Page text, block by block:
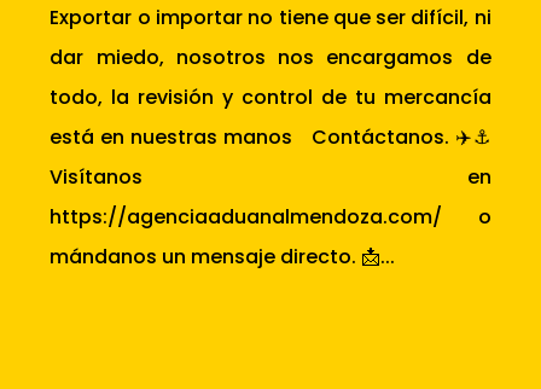
Exportar o importar no tiene que ser difícil, ni
dar miedo, nosotros nos encargamos de
todo, la revisión y control de tu mercancía
está en nuestras manos Contáctanos. ✈️⚓
Visítanos en
https://agenciaaduanalmendoza.com/ o
mándanos un mensaje directo. 📩...